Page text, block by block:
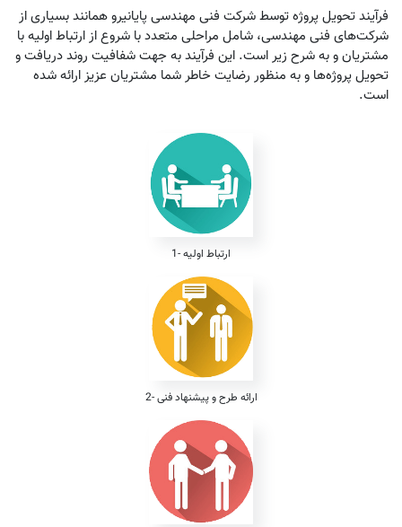
فرآیند تحویل پروژه توسط شرکت فنی مهندسی پایانیرو همانند بسیاری از
شرکت‌های فنی مهندسی، شامل مراحلی متعدد با شروع از ارتباط اولیه با
مشتریان و به شرح زیر است. این فرآیند به جهت شفافیت روند دریافت و
تحویل پروژه‌ها و به منظور رضایت خاطر شما مشتریان عزیز ارائه شده
است.
1- ارتباط اولیه
2- ارائه طرح و پیشنهاد فنی